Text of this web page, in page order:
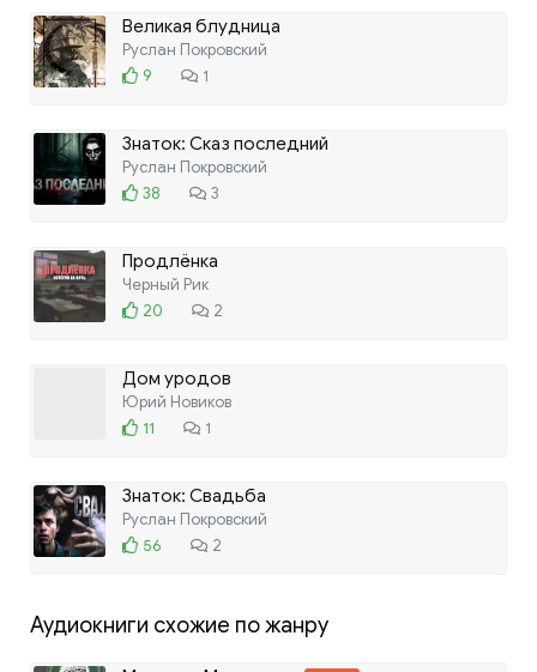
Великая блудница
Руслан Покровский
9
1
Знаток: Сказ последний
Руслан Покровский
38
3
Продлёнка
Черный Рик
20
2
Дом уродов
Юрий Новиков
11
1
Знаток: Свадьба
Руслан Покровский
56
2
Аудиокниги схожие по жанру